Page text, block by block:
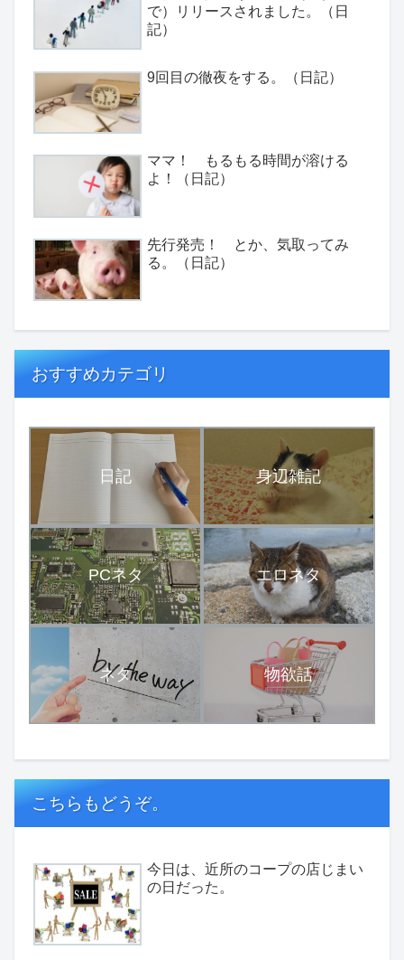
で）リリースされました。（日
記）
9回目の徹夜をする。（日記）
ママ！ もるもる時間が溶ける
よ！（日記）
先行発売！ とか、気取ってみ
る。（日記）
おすすめカテゴリ
日記 身辺雑記
PCネタ エロネタ
ネタ 物欲話
こちらもどうぞ。
今日は、近所のコープの店じまい
の日だった。